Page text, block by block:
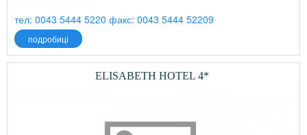
тел: 0043 5444 5220 факс: 0043 5444 52209
подробиці
ELISABETH HOTEL 4*